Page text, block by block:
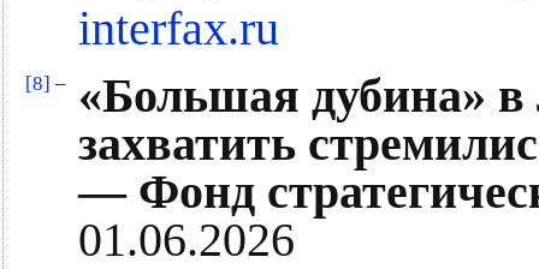
interfax.ru
[8] –
«Большая дубина»
захватить
— Фонд
01.06.2026